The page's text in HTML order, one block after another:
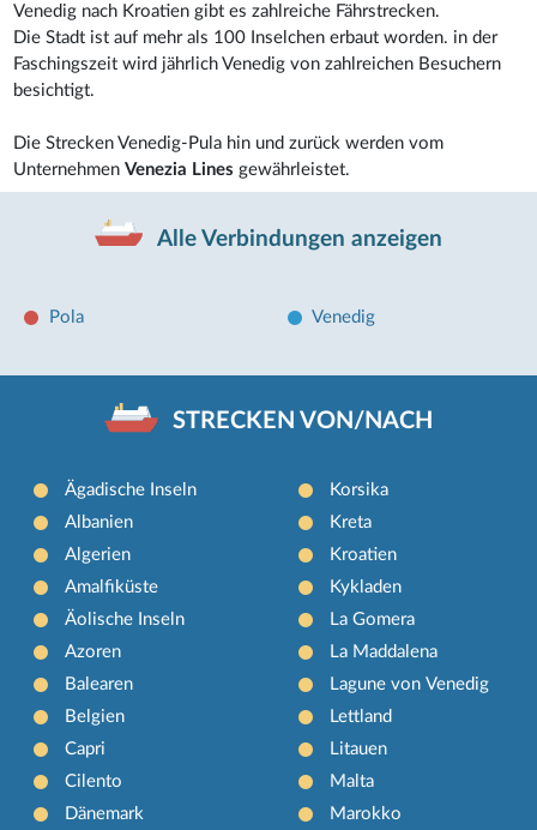
Venedig nach Kroatien gibt es zahlreiche Fährstrecken.
Die Stadt ist auf mehr als 100 Inselchen erbaut worden. in der
Faschingszeit wird jährlich Venedig von zahlreichen Besuchern
besichtigt.
Die Strecken Venedig-Pula hin und zurück werden vom
UnternehmenVenezia Lines gewährleistet.
Alle Verbindungen anzeigen
Pola Venedig
STRECKEN VON/NACH
Ägadische Inseln
Albanien
Algerien
Amalfiküste
Äolische Inseln
Azoren
Balearen
Belgien
Capri
Cilento
Dänemark
Korsika
Kreta
Kroatien
Kykladen
La Gomera
La Maddalena
Lagune von Venedig
Lettland
Litauen
Malta
Marokko